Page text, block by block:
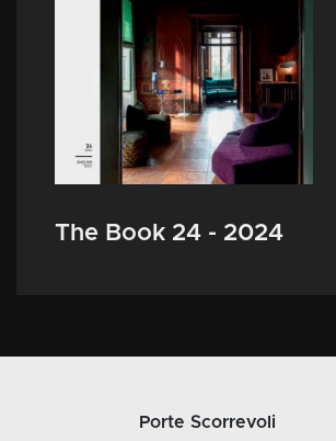
The Book 24 - 2024
Porte Scorrevoli